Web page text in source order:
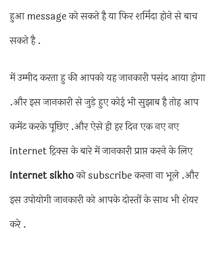
हुआ message को सकते है या फिर शर्मिंदा होने से बाच
सकते है .
में उम्मीद करता हु की आपको यह जानकारी पसंद आया होगा
.और इस जानकारी से जुड़े हुए कोई भी सुझाब है तोह आप
कमेंट करके पूछिए .और ऐसे ही हर दिन एक नए नए
internet ट्रिक्स के बारे में जानकारी प्राप्त करने के लिए
internet sikhoको subscribe करना ना भूले .और
इस उपोयोगी जानकारी को आपके दोस्तों के साथ भी शेयर
करे .